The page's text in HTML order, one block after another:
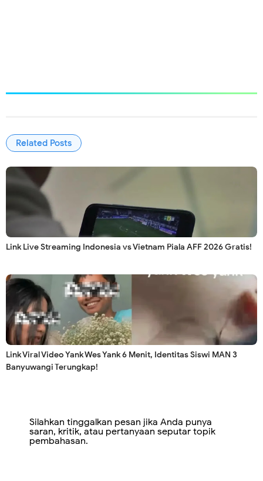
Related Posts
Link Live Streaming Indonesia vs Vietnam Piala AFF 2026 Gratis!
Link Viral Video Yank Wes Yank 6 Menit, Identitas Siswi MAN 3
Banyuwangi Terungkap!
Silahkan tinggalkan pesan jika Anda punya
saran, kritik, atau pertanyaan seputar topik
pembahasan.